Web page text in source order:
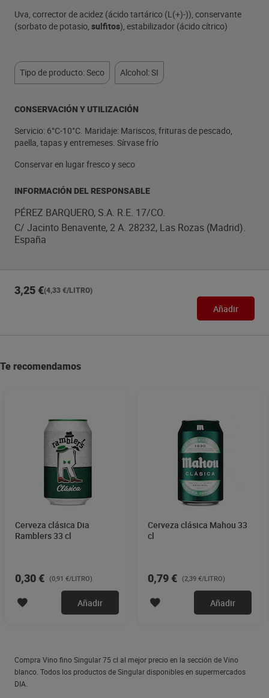
Uva, corrector de acidez (ácido tartárico (L(+)-)), conservante
(sorbato de potasio, sulfitos), estabilizador (ácido cítrico)
Tipo de producto: Seco Alcohol: SI
CONSERVACIÓN Y UTILIZACIÓN
Servicio: 6°C-10°C. Maridaje: Mariscos, frituras de pescado,
paella, tapas y entremeses. Sírvase frío
Conservar en lugar fresco y seco
INFORMACIÓN DEL RESPONSABLE
PÉREZ BARQUERO, S.A. R.E. 17/CO.
C/ Jacinto Benavente, 2 A. 28232, Las Rozas (Madrid).
España
3,25 €(4,33 €/LITRO)
Añadir
Te recomendamos
Cerveza clásica Dia
Ramblers 33 cl
0,30 € (0,91 €/LITRO)
Añadir
Cerveza clásica Mahou 33
cl
0,79 € (2,39 €/LITRO)
Añadir
Compra Vino fino Singular 75 cl al mejor precio en la sección de Vino
blanco. Todos los productos de Singular disponibles en supermercados
DIA.